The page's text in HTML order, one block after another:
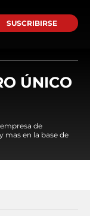
SUSCRIBIRSE
ÚNICO
de
mas en la base de